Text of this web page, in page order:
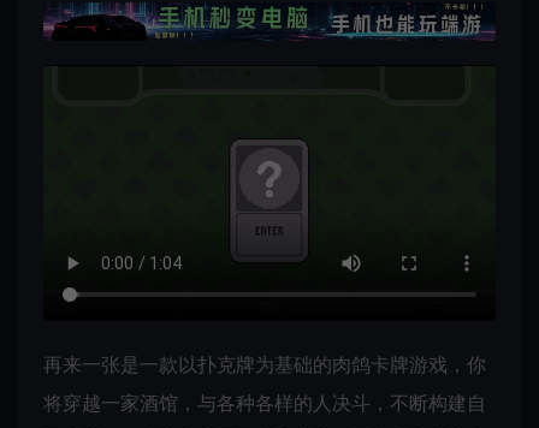
再来一张是一款以扑克牌为基础的肉鸽卡牌游戏，你
将穿越一家酒馆，与各种各样的人决斗，不断构建自